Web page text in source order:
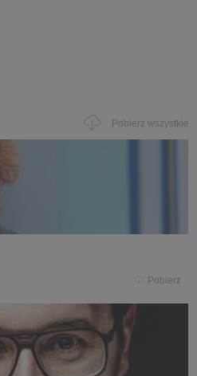
Pobierz wszystkie
Pobierz